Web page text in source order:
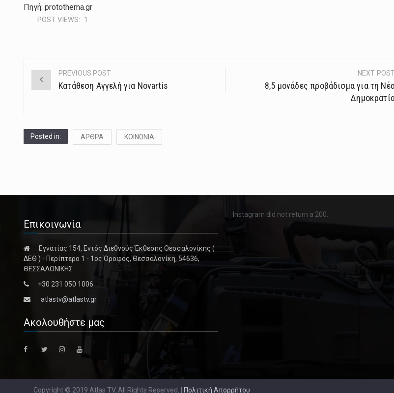
Πηγή: protothema.gr
POST VIEWS: 1
Post
PREVIOUS POST
Κατάθεση Αγγελή για Novartis
NEXT POST
8,5 μονάδες προβάδισμα για τη
Posted in: ΑΡΘΡΑ ΚΟΙΝΩΝΙΑ
Επικοινωνία
Εγνατίας 154, Εντός Διεθνούς Έκθεσης Θεσσαλονίκης (
ΔΕΘ ) - Περίπτερο 1 - 1ος Όροφος, Θεσσαλονίκη, 54636,
ΘΕΣΣΑΛΟΝΙΚΗΣ
+30 231 050 1006
atlastv@atlastv.gr
Ακολουθήστε μας
Instagram did not return a 200.
Copyright © 2019 Atlas TV. All Rights Reserved. | Πολιτική Απορρήτου